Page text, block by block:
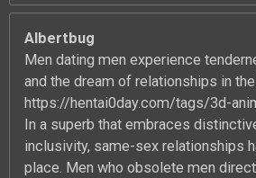
Albertbug
Men dating men experience
and the dream of relationships in
https://hentai0day.com/tags/3d-
In a superb that embraces
inclusivity, same-sex relationships
place. Men who obsolete men